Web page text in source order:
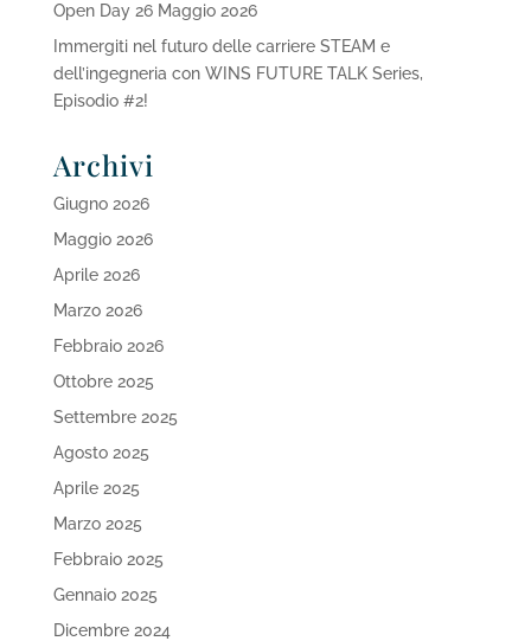
Open Day 26 Maggio 2026
Immergiti nel futuro delle carriere STEAM e
dell’ingegneria con WINS FUTURE TALK Series,
Episodio #2!
Archivi
Giugno 2026
Maggio 2026
Aprile 2026
Marzo 2026
Febbraio 2026
Ottobre 2025
Settembre 2025
Agosto 2025
Aprile 2025
Marzo 2025
Febbraio 2025
Gennaio 2025
Dicembre 2024